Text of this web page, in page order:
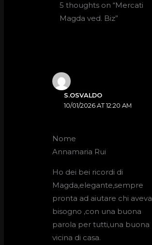
5 thoughts on “Mercati
Magda ved. Biz”
S.OSVALDO
10/01/2026 AT 12:20 AM
Nome
Annamaria Rui
Ho dei bei ricordi di
Magda,elegante,sempre
pronta ad aiutare chi aveva
bisogno ,con una buona
parola per tutti,una buona
vicina di casa.